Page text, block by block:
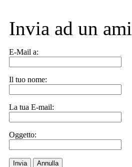
Invia ad un
E-Mail a:
Il tuo nome:
La tua E-mail:
Oggetto:
Invia Annulla